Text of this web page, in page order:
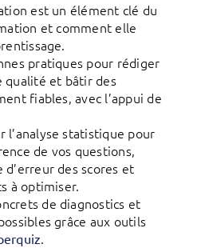
est un élément clé du
et comment elle
pratiques pour rédiger
qualité et bâtir des
fiables, avec l’appui de
l’analyse statistique pour
de vos questions,
des scores et
à optimiser.
de diagnostics et
grâce aux outils
.